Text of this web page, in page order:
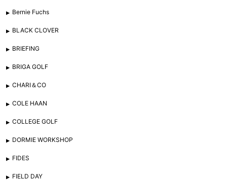
Bernie Fuchs
BLACK CLOVER
BRIEFING
BRIGA GOLF
CHARI＆CO
COLE HAAN
COLLEGE GOLF
DORMIE WORKSHOP
FIDES
FIELD DAY